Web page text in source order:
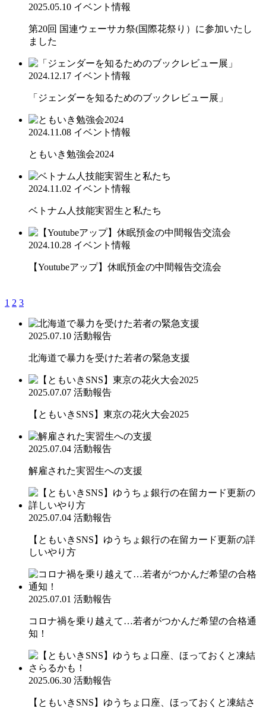
2025.05.10 イベント情報
第20回 国連ウェーサカ祭(国際花祭り）に参加いたし
ました
2024.12.17 イベント情報
「ジェンダーを知るためのブックレビュー展」
2024.11.08 イベント情報
ともいき勉強会2024
2024.11.02 イベント情報
ベトナム人技能実習生と私たち
2024.10.28 イベント情報
【Youtubeアップ】休眠預金の中間報告交流会
1 2 3
2025.07.10 活動報告
北海道で暴力を受けた若者の緊急支援
2025.07.07 活動報告
【ともいきSNS】東京の花火大会2025
2025.07.04 活動報告
解雇された実習生への支援
2025.07.04 活動報告
【ともいきSNS】ゆうちょ銀行の在留カード更新の詳
しいやり方
2025.07.01 活動報告
コロナ禍を乗り越えて…若者がつかんだ希望の合格通
知！
2025.06.30 活動報告
【ともいきSNS】ゆうちょ口座、ほっておくと凍結さ